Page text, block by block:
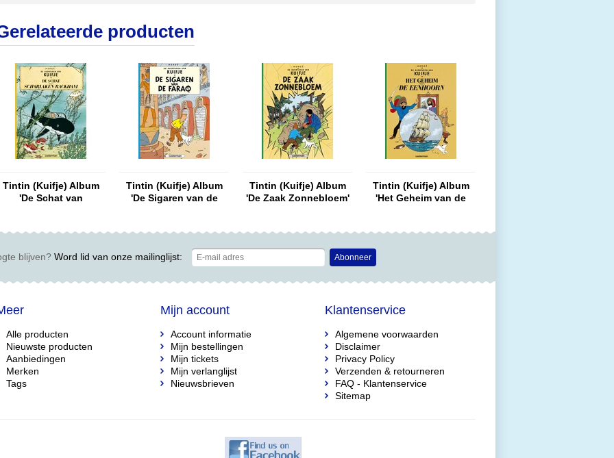
producten
Tintin (Kuifje) Album
'De Schat van
Tintin (Kuifje) Album
'De Sigaren van de
Tintin (Kuifje) Album
'De Zaak Zonnebloem'
Tintin (Kuifje) Album
'Het Geheim van de
blijven?Word lid van onze mailinglijst: Abonneer
Alle producten
Nieuwste producten
Aanbiedingen
Merken
Tags
Mijn account
Account informatie
Mijn bestellingen
Mijn tickets
Mijn verlanglijst
Nieuwsbrieven
Klantenservice
Algemene voorwaarden
Disclaimer
Privacy Policy
Verzenden & retourneren
FAQ - Klantenservice
Sitemap